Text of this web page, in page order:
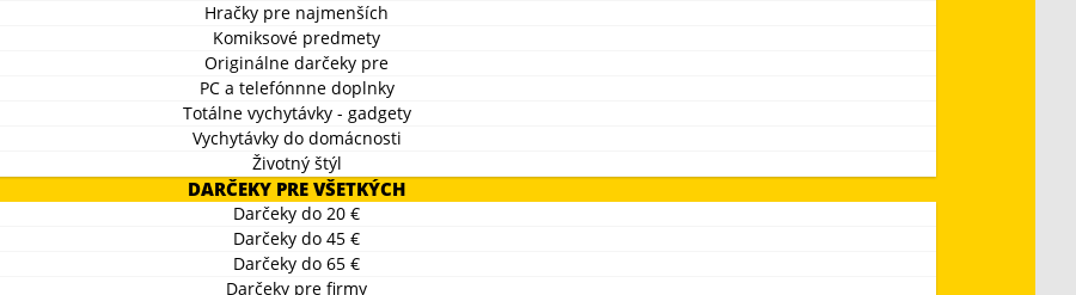
Hračky pre najmenších
Komiksové predmety
Originálne darčeky pre
PC a telefónnne doplnky
Totálne vychytávky - gadgety
Vychytávky do domácnosti
Životný štýl
DARČEKY PRE VŠETKÝCH
Darčeky do 20 €
Darčeky do 45 €
Darčeky do 65 €
Darčeky pre firmy